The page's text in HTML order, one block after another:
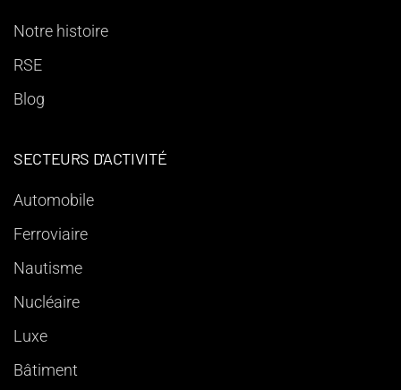
Notre histoire
RSE
Blog
SECTEURS D'ACTIVITÉ
Automobile
Ferroviaire
Nautisme
Nucléaire
Luxe
Bâtiment